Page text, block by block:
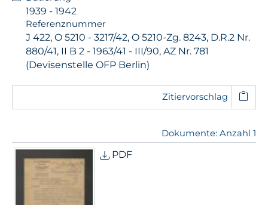
1939 - 1942
Referenznummer
J 422, O 5210 - 3217/42, O 5210-Zg. 8243, D.R.2 Nr.
880/41, II B 2 - 1963/41 - III/90, AZ Nr. 781
(Devisenstelle OFP Berlin)
Zitiervorschlag
Dokumente: Anzahl 1
PDF